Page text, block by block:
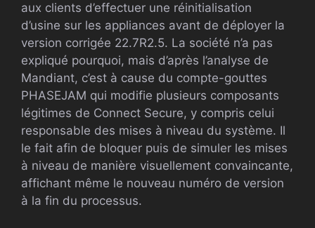
aux clients d’effectuer une réinitialisation
d’usine sur les appliances avant de déployer la
version corrigée 22.7R2.5. La société n’a pas
expliqué pourquoi, mais d’après l’analyse de
Mandiant, c’est à cause du compte-gouttes
PHASEJAM qui modifie plusieurs composants
légitimes de Connect Secure, y compris celui
responsable des mises à niveau du système. Il
le fait afin de bloquer puis de simuler les mises
à niveau de manière visuellement convaincante,
affichant même le nouveau numéro de version
à la fin du processus.